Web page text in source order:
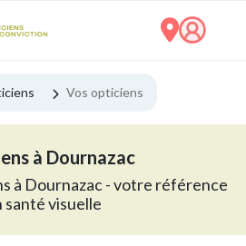
Vos opticiens
à Dournazac
à Dournazac - votre référence
santé visuelle